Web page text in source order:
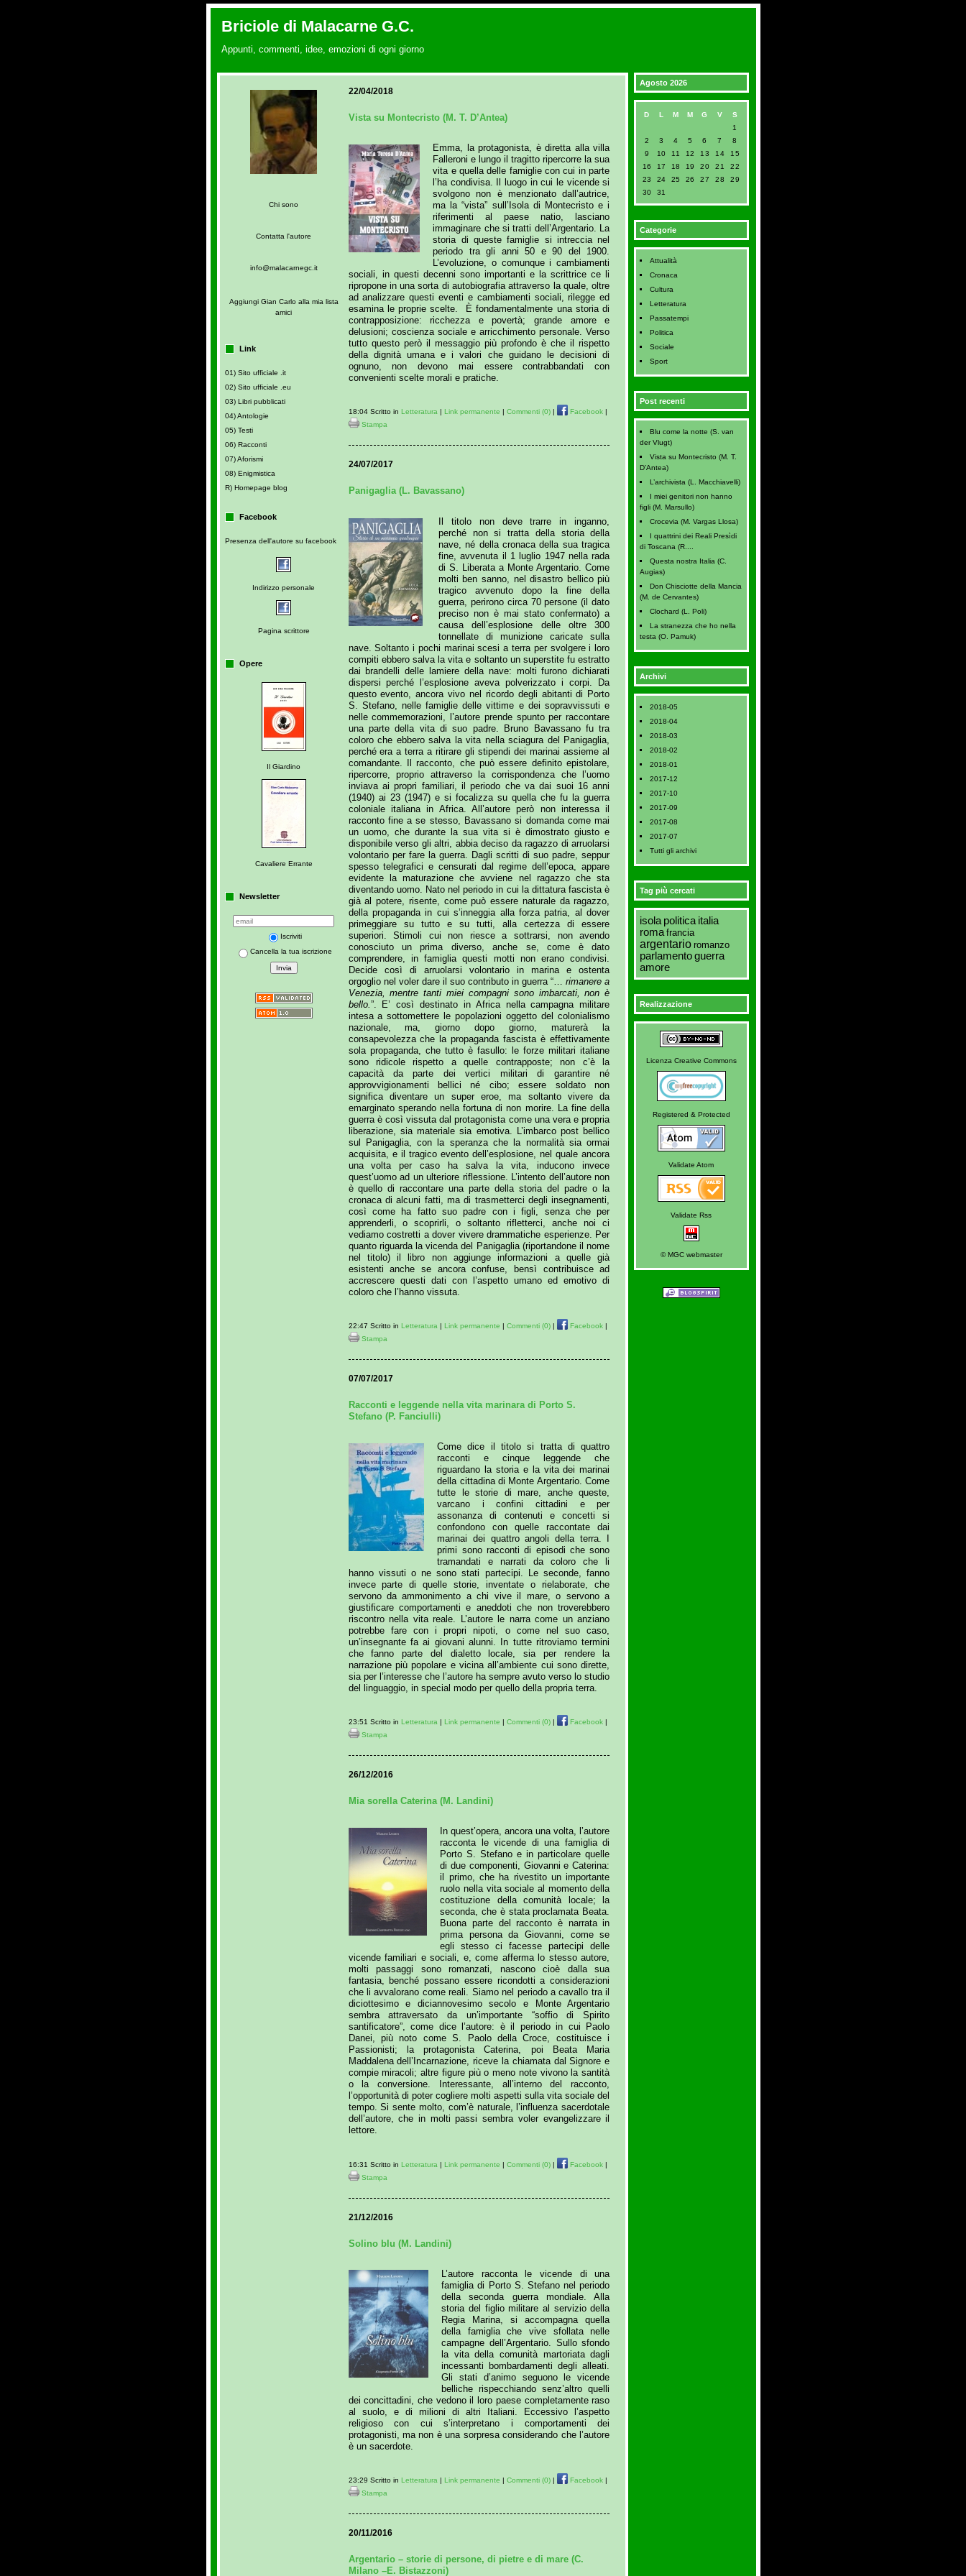
Briciole di Malacarne G.C.
Appunti, commenti, idee, emozioni di ogni giorno
Chi sono
Contatta l'autore
info@malacarnegc.it
Aggiungi Gian Carlo alla mia lista
amici
Link
01) Sito ufficiale .it
02) Sito ufficiale .eu
03) Libri pubblicati
04) Antologie
05) Testi
06) Racconti
07) Aforismi
08) Enigmistica
R) Homepage blog
Facebook
Presenza dell'autore su facebook
Indirizzo personale
Pagina scrittore
Opere
Il Giardino
Cavaliere Errante
Newsletter
Iscriviti
Cancella la tua iscrizione
Agosto 2026
D L M M G V
S
1
2
3 4 5 6 7
8
9
10 11 12 13 14
15
16
17 18 19 20 21
22
23
24 25 26 27 28
29
30
31
Categorie
Attualità
Cronaca
Cultura
Letteratura
Passatempi
Politica
Sociale
Sport
Post recenti
Blu come la notte (S. van
der Vlugt)
Vista su Montecristo (M. T.
D’Antea)
L’archivista (L. Macchiavelli)
I miei genitori non hanno
figli (M. Marsullo)
Crocevia (M. Vargas Llosa)
I quattrini dei Reali Presìdi
di Toscana (R....
Questa nostra Italia (C.
Augias)
Don Chisciotte della Mancia
(M. de Cervantes)
Clochard (L. Poli)
La stranezza che ho nella
testa (O. Pamuk)
Archivi
2018-05
2018-04
2018-03
2018-02
2018-01
2017-12
2017-10
2017-09
2017-08
2017-07
Tutti gli archivi
Tag più cercati
isola politica italia
roma francia
argentario romanzo
parlamento guerra
amore
Realizzazione
Licenza Creative Commons
Registered & Protected
Validate Atom
Validate Rss
© MGC webmaster
22/04/2018
Vista su Montecristo (M. T. D’Antea)
Emma, la protagonista, è diretta alla villa
Falleroni e lungo il tragitto ripercorre la sua
vita e quella delle famiglie con cui in parte
l’ha condivisa. Il luogo in cui le vicende si
svolgono non è menzionato dall’autrice,
ma la “vista” sull’Isola di Montecristo e i
riferimenti al paese natio, lasciano
immaginare che si tratti dell’Argentario. La
storia di queste famiglie si intreccia nel
periodo tra gli anni 50 e 90 del 1900.
L’evoluzione, o comunque i cambiamenti
sociali, in questi decenni sono importanti e la scrittrice ce li
ripropone in una sorta di autobiografia attraverso la quale, oltre
ad analizzare questi eventi e cambiamenti sociali, rilegge ed
esamina le proprie scelte. È fondamentalmente una storia di
contrapposizione: ricchezza e povertà; grande amore e
delusioni; coscienza sociale e arricchimento personale. Verso
tutto questo però il messaggio più profondo è che il rispetto
della dignità umana e i valori che guidano le decisioni di
ognuno, non devono mai essere contrabbandati con
convenienti scelte morali e pratiche.
18:04 Scritto in Letteratura| Link permanente Commenti (0)| Facebook|
Stampa
24/07/2017
Panigaglia (L. Bavassano)
Il titolo non deve trarre in inganno,
perché non si tratta della storia della
nave, né della cronaca della sua tragica
fine, avvenuta il 1 luglio 1947 nella rada
di S. Liberata a Monte Argentario. Come
molti ben sanno, nel disastro bellico più
tragico avvenuto dopo la fine della
guerra, perirono circa 70 persone (il dato
preciso non è mai stato confermato) a
causa dell’esplosione delle oltre 300
tonnellate di munizione caricate sulla
nave. Soltanto i pochi marinai scesi a terra per svolgere i loro
compiti ebbero salva la vita e soltanto un superstite fu estratto
dai brandelli delle lamiere della nave: molti furono dichiarati
dispersi perché l’esplosione aveva polverizzato i corpi. Da
questo evento, ancora vivo nel ricordo degli abitanti di Porto
S. Stefano, nelle famiglie delle vittime e dei sopravvissuti e
nelle commemorazioni, l’autore prende spunto per raccontare
una parte della vita di suo padre. Bruno Bavassano fu tra
coloro che ebbero salva la vita nella sciagura del Panigaglia,
perché era a terra a ritirare gli stipendi dei marinai assieme al
comandante. Il racconto, che può essere definito epistolare,
ripercorre, proprio attraverso la corrispondenza che l’uomo
inviava ai propri familiari, il periodo che va dai suoi 16 anni
(1940) ai 23 (1947) e si focalizza su quella che fu la guerra
coloniale italiana in Africa. All’autore però non interessa il
racconto fine a se stesso, Bavassano si domanda come mai
un uomo, che durante la sua vita si è dimostrato giusto e
disponibile verso gli altri, abbia deciso da ragazzo di arruolarsi
volontario per fare la guerra. Dagli scritti di suo padre, seppur
spesso telegrafici e censurati dal regime dell’epoca, appare
evidente la maturazione che avviene nel ragazzo che sta
diventando uomo. Nato nel periodo in cui la dittatura fascista è
già al potere, risente, come può essere naturale da ragazzo,
della propaganda in cui s’inneggia alla forza patria, al dover
primeggiare su tutto e su tutti, alla certezza di essere
superiori. Stimoli cui non riesce a sottrarsi, non avendo
conosciuto un prima diverso, anche se, come è dato
comprendere, in famiglia questi motti non erano condivisi.
Decide così di arruolarsi volontario in marina e ostenta
orgoglio nel voler dare il suo contributo in guerra “…rimanere a
Venezia, mentre tanti miei compagni sono imbarcati, non è
bello. ”. E’ così destinato in Africa nella campagna militare
intesa a sottomettere le popolazioni oggetto del colonialismo
nazionale, ma, giorno dopo giorno, maturerà la
consapevolezza che la propaganda fascista è effettivamente
sola propaganda, che tutto è fasullo: le forze militari italiane
sono ridicole rispetto a quelle contrapposte; non c’è la
capacità da parte dei vertici militari di garantire né
approvvigionamenti bellici né cibo; essere soldato non
significa diventare un super eroe, ma soltanto vivere da
emarginato sperando nella fortuna di non morire. La fine della
guerra è così vissuta dal protagonista come una vera e propria
liberazione, sia materiale sia emotiva. L’imbarco post bellico
sul Panigaglia, con la speranza che la normalità sia ormai
acquisita, e il tragico evento dell’esplosione, nel quale ancora
una volta per caso ha salva la vita, inducono invece
quest’uomo ad un ulteriore riflessione. L’intento dell’autore non
è quello di raccontare una parte della storia del padre o la
cronaca di alcuni fatti, ma di trasmetterci degli insegnamenti,
così come ha fatto suo padre con i figli, senza che per
apprenderli, o scoprirli, o soltanto rifletterci, anche noi ci
vediamo costretti a dover vivere drammatiche esperienze. Per
quanto riguarda la vicenda del Panigaglia (riportandone il nome
nel titolo) il libro non aggiunge informazioni a quelle già
esistenti anche se ancora confuse, bensì contribuisce ad
accrescere questi dati con l’aspetto umano ed emotivo di
coloro che l’hanno vissuta.
22:47 Scritto in Letteratura | Link permanente | Commenti (0)| Facebook|
Stampa
07/07/2017
Racconti e leggende nella vita marinara di Porto S.
Stefano (P. Fanciulli)
Come dice il titolo si tratta di quattro
racconti e cinque leggende che
riguardano la storia e la vita dei marinai
della cittadina di Monte Argentario. Come
tutte le storie di mare, anche queste,
varcano i confini cittadini e per
assonanza di contenuti e concetti si
confondono con quelle raccontate dai
marinai dei quattro angoli della terra. I
primi sono racconti di episodi che sono
tramandati e narrati da coloro che li
hanno vissuti o ne sono stati partecipi. Le seconde, fanno
invece parte di quelle storie, inventate o rielaborate, che
servono da ammonimento a chi vive il mare, o servono a
giustificare comportamenti e aneddoti che non troverebbero
riscontro nella vita reale. L’autore le narra come un anziano
potrebbe fare con i propri nipoti, o come nel suo caso,
un’insegnante fa ai giovani alunni. In tutte ritroviamo termini
che fanno parte del dialetto locale, sia per rendere la
narrazione più popolare e vicina all’ambiente cui sono dirette,
sia per l’interesse che l’autore ha sempre avuto verso lo studio
del linguaggio, in special modo per quello della propria terra.
23:51 Scritto in Letteratura | Link permanente | Commenti (0)| Facebook|
Stampa
26/12/2016
Mia sorella Caterina (M. Landini)
In quest’opera, ancora una volta, l’autore
racconta le vicende di una famiglia di
Porto S. Stefano e in particolare quelle
di due componenti, Giovanni e Caterina:
il primo, che ha rivestito un importante
ruolo nella vita sociale al momento della
costituzione della comunità locale; la
seconda, che è stata proclamata Beata.
Buona parte del racconto è narrata in
prima persona da Giovanni, come se
egli stesso ci facesse partecipi delle
vicende familiari e sociali, e, come afferma lo stesso autore,
molti passaggi sono romanzati, nascono cioè dalla sua
fantasia, benché possano essere ricondotti a considerazioni
che li avvalorano come reali. Siamo nel periodo a cavallo tra il
diciottesimo e diciannovesimo secolo e Monte Argentario
sembra attraversato da un’importante “soffio di Spirito
santificatore”, come dice l’autore: è il periodo in cui Paolo
Danei, più noto come S. Paolo della Croce, costituisce i
Passionisti; la protagonista Caterina, poi Beata Maria
Maddalena dell’Incarnazione, riceve la chiamata dal Signore e
compie miracoli; altre figure più o meno note vivono la santità
o la conversione. Interessante, all’interno del racconto,
l’opportunità di poter cogliere molti aspetti sulla vita sociale del
tempo. Si sente molto, com’è naturale, l’influenza sacerdotale
dell’autore, che in molti passi sembra voler evangelizzare il
lettore.
16:31 Scritto in Letteratura | Link permanente | Commenti (0)| Facebook|
Stampa
21/12/2016
Solino blu (M. Landini)
L’autore racconta le vicende di una
famiglia di Porto S. Stefano nel periodo
della seconda guerra mondiale. Alla
storia del figlio militare al servizio della
Regia Marina, si accompagna quella
della famiglia che vive sfollata nelle
campagne dell’Argentario. Sullo sfondo
la vita della comunità martoriata dagli
incessanti bombardamenti degli alleati.
Gli stati d’animo seguono le vicende
belliche rispecchiando senz’altro quelli
dei concittadini, che vedono il loro paese completamente raso
al suolo, e di milioni di altri Italiani. Eccessivo l’aspetto
religioso con cui s’interpretano i comportamenti dei
protagonisti, ma non è una sorpresa considerando che l’autore
è un sacerdote.
23:29 Scritto in Letteratura | Link permanente | Commenti (0)| Facebook|
Stampa
20/11/2016
Argentario – storie di persone, di pietre e di mare (C.
Milano –E. Bistazzoni)